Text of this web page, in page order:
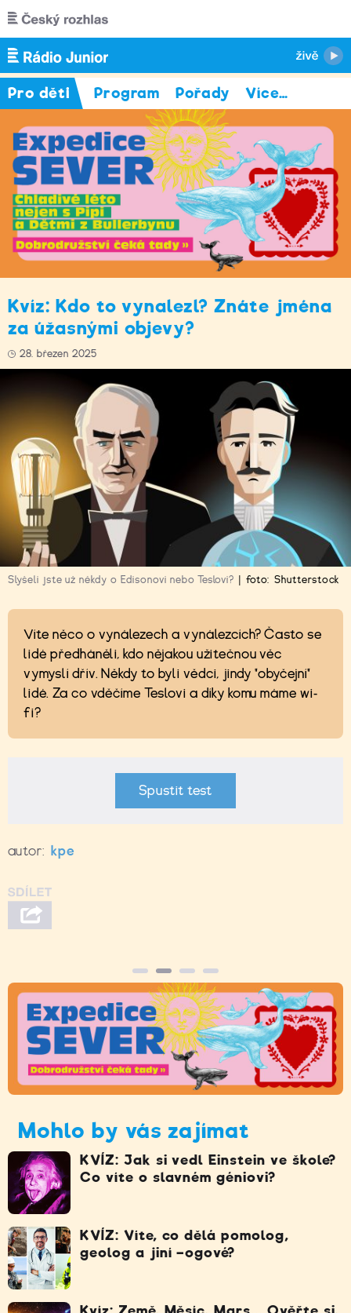
Přejít k hlavnímu obsahu
Pro děti Program Pořady Více…
Kvíz: Kdo to vynalezl? Znáte jména
za úžasnými objevy?
28. březen 2025
Slyšeli jste už někdy o Edisonovi nebo Teslovi? foto: Shutterstock
Víte něco o vynálezech a vynálezcích? Často se
lidé předháněli, kdo nějakou užitečnou věc
vymyslí dřív. Někdy to byli vědci, jindy "obyčejní"
lidé. Za co vděčíme Teslovi a díky komu máme wi-
fi?
Spustit test
autor: kpe
Mohlo by vás zajímat
KVÍZ: Jak si vedl Einstein ve škole?
Co víte o slavném géniovi?
KVÍZ: Víte, co dělá pomolog,
geolog a jiní –ogové?